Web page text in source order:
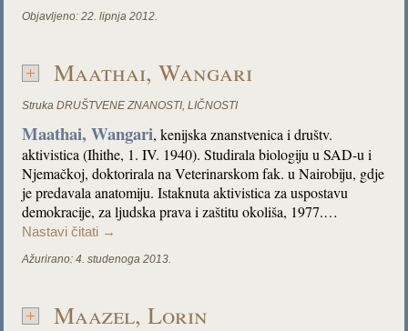
Objavljeno: 22. lipnja 2012.
Maathai, Wangari
Struka DRUŠTVENE ZNANOSTI,LIČNOSTI
Maathai, Wangari, kenijska znanstvenica i društv.
aktivistica (Ihithe, 1. IV. 1940). Studirala biologiju u SAD-u i
Njemačkoj, doktorirala na Veterinarskom fak. u Nairobiju, gdje
je predavala anatomiju. Istaknuta aktivistica za uspostavu
demokracije, za ljudska prava i zaštitu okoliša, 1977.…
Nastavi čitati →
Ažurirano: 4. studenoga 2013.
Maazel, Lorin